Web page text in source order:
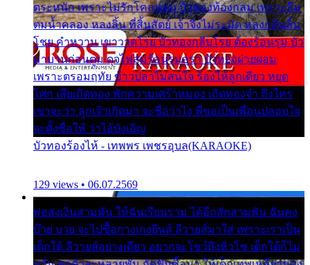
ตระหนัก เพราะไม่รักโคลนตม บัวทองท้องกลม เพราะลืม
ตมน้ำคลอง หลงลิ้น ที่สิ้นสัตย์ เจ้าจึงไม่ระมัด หลงกลิ่นลิ้น
โชย คำหวาน เขาวาดโรย บัวทองกลีบโรย ต้องร้อนรุม บัว
มาบานก่อนตูม ดุจไฟสุมร้อนรุมอุรา บัวทองผ่ายผอม
เพราะตรอมฤทัย ข้าวปลาไม่สนใจ ร้องไห้ลูกเดียว หยุด
โศก เสียเถิดทอง พักความเศร้าหมอง เถิดทองจ๋า ถึงใคร
เขาจะว่า ลูกเจ้าเกิดมา จะชื่อว่าไง พี่ขอเป็นเพื่อนปลอบใจ
จะตั้งชื่อให้ ว่าไอ้บังเอิญ
บัวทองร้องไห้ - เทพพร เพชรอุบล(KARAOKE)
129 views • 06.07.2569
พ่อส่งเงินสามพัน ให้ฉันเรียนราม ได้อีกสักสามพัน ฉันคง
บ๊าย บาย จะไปซื้อกางเกงยีนส์ ลีวายส์มาใส่ เพราะเราเป็น
เด็กใต้ ลีวายส์อย่างเดียว อยากจะโชว์ถึงหิวโซ เด็กใต้ก็ไม่